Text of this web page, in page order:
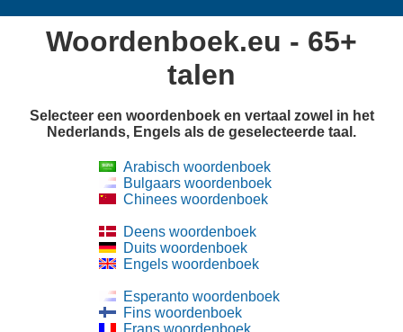
Woordenboek.eu - 65+
talen
Selecteer een woordenboek en vertaal zowel in het
Nederlands, Engels als de geselecteerde taal.
Arabisch woordenboek
Bulgaars woordenboek
Chinees woordenboek
Deens woordenboek
Duits woordenboek
Engels woordenboek
Esperanto woordenboek
Fins woordenboek
Frans woordenboek